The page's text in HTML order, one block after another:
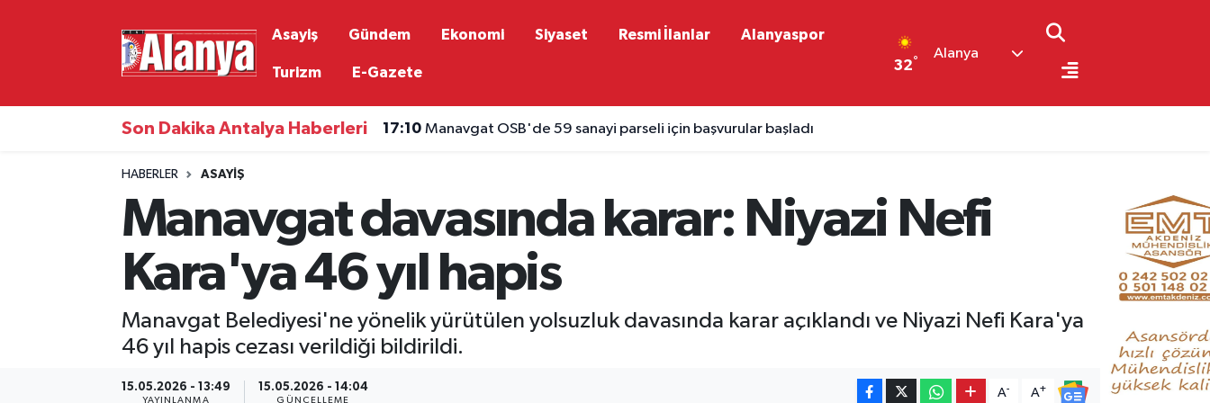
Asayiş Gündem Ekonomi Siyaset Resmi İlanlar Alanyaspor
Turizm E-Gazete 32°
Alanya
Son Dakika Antalya Haberleri 17:10 Manavgat OSB'de 59 sanayi parseli için başvurular başladı
HABERLER ASAYIŞ
Manavgat davasında karar: Niyazi Nefi
Kara'ya 46 yıl hapis
Manavgat Belediyesi'ne yönelik yürütülen yolsuzluk davasında karar açıklandı ve Niyazi Nefi Kara'ya
46 yıl hapis cezası verildiği bildirildi.
15.05.2026 - 13:49
YAYINLANMA
15.05.2026 - 14:04
GÜNCELLEME
A- A+
Resmi İlanlar
Antalya Nöbetçi Eczaneler
Antalya Trafik Yoğunluk Haritası
Süper Lig Puan Durumu ve Fikstür
Son Dakika Haberleri
Haber Arşivi